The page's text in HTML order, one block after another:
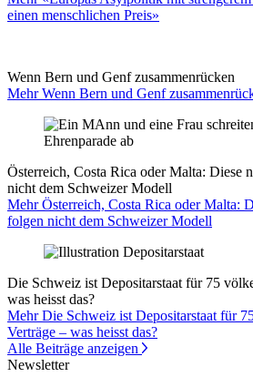
einen menschlichen Preis»
Wenn Bern und Genf zusammenrücken
Mehr Wenn Bern und Genf
Österreich, Costa Rica oder Malta: Diese
nicht dem Schweizer Modell
Mehr Österreich, Costa Rica oder Malta:
folgen nicht dem Schweizer Modell
Die Schweiz ist Depositarstaat für 75
was heisst das?
Mehr Die Schweiz ist Depositarstaat für
Verträge – was heisst das?
Alle Beiträge anzeigen
Newsletter